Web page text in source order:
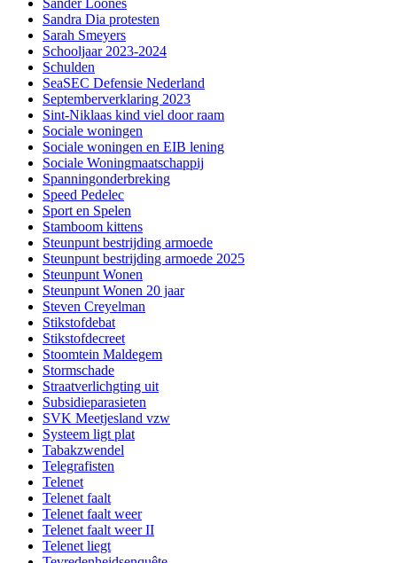
Sander Loones
Sandra Dia protesten
Sarah Smeyers
Schooljaar 2023-2024
Schulden
SeaSEC Defensie Nederland
Septemberverklaring 2023
Sint-Niklaas kind viel door raam
Sociale woningen
Sociale woningen en EIB lening
Sociale Woningmaatschappij
Spanningonderbreking
Speed Pedelec
Sport en Spelen
Stamboom kittens
Steunpunt bestrijding armoede
Steunpunt bestrijding armoede 2025
Steunpunt Wonen
Steunpunt Wonen 20 jaar
Steven Creyelman
Stikstofdebat
Stikstofdecreet
Stoomtein Maldegem
Stormschade
Straatverlichgting uit
Subsidieparasieten
SVK Meetjesland vzw
Systeem ligt plat
Tabakzwendel
Telegrafisten
Telenet
Telenet faalt
Telenet faalt weer
Telenet faalt weer II
Telenet liegt